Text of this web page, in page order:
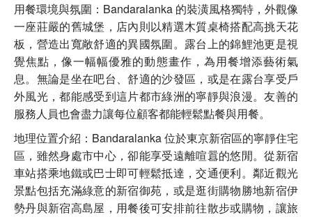
用餐環境與氛圍：Bandaralanka 的裝潢風格獨特，外觀像
一座莊嚴的舊城堡，店內則以精選木質桌椅搭配高挑天花
板，營造出寬敞舒適的異國氛圍。露台上的錦鯉池更是視
覺焦點，像一幅幅優雅的動態畫作，為用餐增添藝術氣
息。無論是坐在吧台、舒適的沙發區，或是在露台享受戶
外風光，都能感受到這片都市綠洲的寧靜與浪漫。友善的
服務人員也會盡力讓每位顧客都能輕鬆點餐與用餐。
地理位置介紹：Bandaralanka 位於東京新宿區的寧靜住宅
區，雖然身處市中心，卻能享受遠離喧囂的悠閒。從新宿
車站搭乘地鐵或巴士即可輕鬆抵達，交通便利。鄰近觀光
景點包括充滿綠意的新宿御苑，或是逛街購物勝地新宿伊
勢丹與新宿高島屋，用餐後可安排前往散步或購物，讓旅